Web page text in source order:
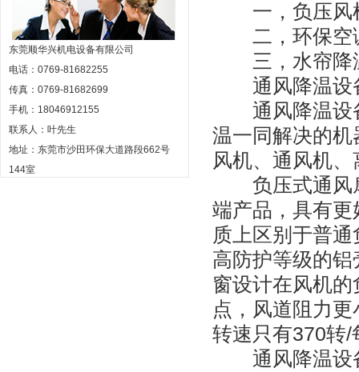
东莞顺华兴机电设备有限公司
电话：0769-81682255
传真：0769-81682699
手机：18046912155
联系人：叶先生
地址：东莞市沙田环保大道路段662号
144室
一，负压风
二，环保空
三，水帘降
通风降温设
通风降温设备
温一同解决的机
风机、通风机
负压式通风扇
端产品，具有
质上区别于普
高防护等级的
窗设计在风机
点，风道阻力
转速只有370转/
通风降温设